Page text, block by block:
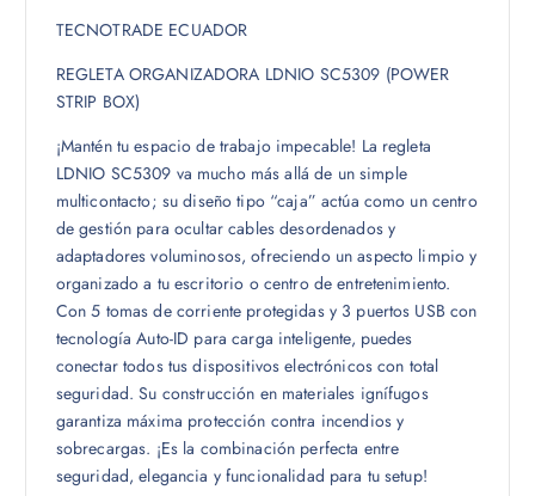
TECNOTRADE ECUADOR
REGLETA ORGANIZADORA LDNIO SC5309 (POWER
STRIP BOX)
¡Mantén tu espacio de trabajo impecable! La regleta
LDNIO SC5309 va mucho más allá de un simple
multicontacto; su diseño tipo “caja” actúa como un centro
de gestión para ocultar cables desordenados y
adaptadores voluminosos, ofreciendo un aspecto limpio y
organizado a tu escritorio o centro de entretenimiento.
Con 5 tomas de corriente protegidas y 3 puertos USB con
tecnología Auto-ID para carga inteligente, puedes
conectar todos tus dispositivos electrónicos con total
seguridad. Su construcción en materiales ignífugos
garantiza máxima protección contra incendios y
sobrecargas. ¡Es la combinación perfecta entre
seguridad, elegancia y funcionalidad para tu setup!